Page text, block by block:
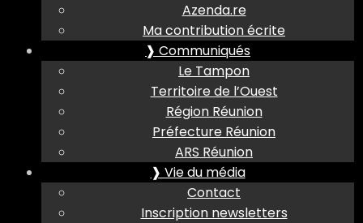
Azenda.re
Ma contribution écrite
❱ Communiqués
Le Tampon
Territoire de l’Ouest
Région Réunion
Préfecture Réunion
ARS Réunion
❱ Vie du média
Contact
Inscription newsletters